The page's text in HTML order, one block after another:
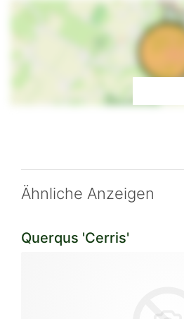
Ähnliche Anzeigen
Querqus 'Cerris'